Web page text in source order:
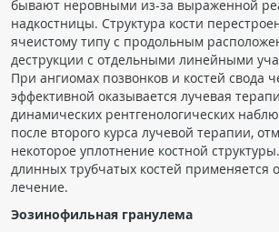
бывают неровными из-за выраженной
надкостницы. Структура кости
ячеистому типу с продольным
деструкции с отдельными линейными
При ангиомах позвонков и костей свода
эффективной оказывается лучевая
динамических рентгенологических
после второго курса лучевой терапии,
некоторое уплотнение костной
длинных трубчатых костей применяется
лечение.
Эозинофильная гранулема